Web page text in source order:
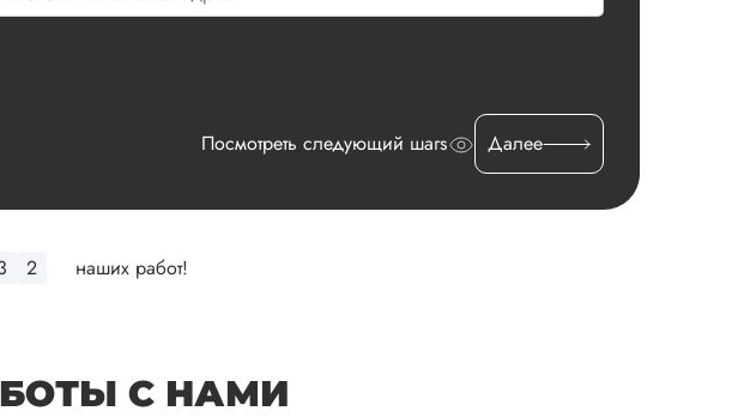
Посмотреть следующий шагs Далее
2 наших работ!
С НАМИ